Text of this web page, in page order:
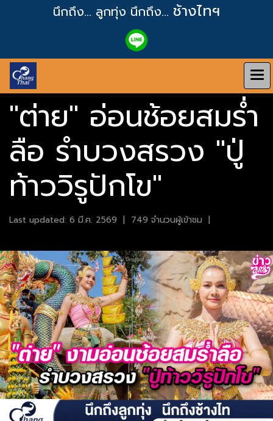
นึกถึง... ลูกทุ่ง นึกถึง... ช้างไทฯ
"ต่าย" อ่อนช้อยสมร่ำ
ลือ รำบวงสรวง "ปู่
ท้าววิรูปักโข"
Last updated: 6 มี.ค. 2569 | 749 จำนวนผู้เข้าชม |